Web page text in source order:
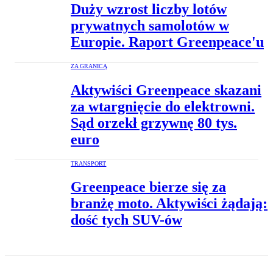
Duży wzrost liczby lotów
prywatnych samolotów w
Europie. Raport Greenpeace'u
ZA GRANICĄ
Aktywiści Greenpeace skazani
za wtargnięcie do elektrowni.
Sąd orzekł grzywnę 80 tys.
euro
TRANSPORT
Greenpeace bierze się za
branżę moto. Aktywiści żądają:
dość tych SUV-ów